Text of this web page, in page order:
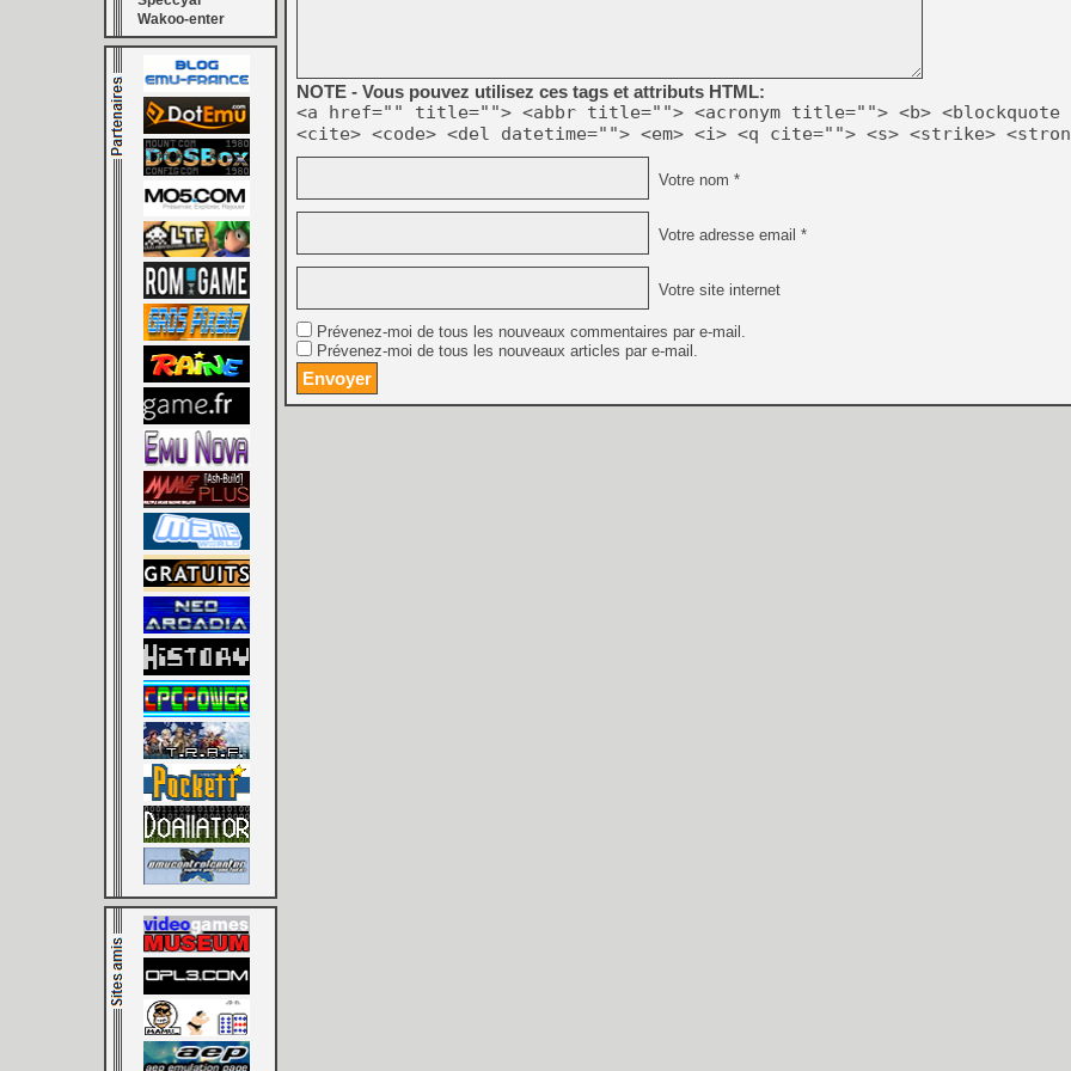
[LS] [PS5] Le WebKit
[GK] Oubliez Crazy Taxi,
[LS] [Switch] NSZ 5.0.0
[GK] No More Room in
[GK] Un chatbot Atelier
[GK] Mémoire cash -
[GK] Nvidia : le prix des
[GK] Suikoden Star Leap
[Mo5] La mini borne
Wakoo-enter
NOTE - Vous pouvez utilisez ces tags et attributs HTML:
<a href="" title=""> <abbr title=""> <acronym title=""> <b> <blockquote
<cite> <code> <del datetime=""> <em> <i> <q cite=""> <s> <strike>
Votre nom *
Votre adresse email *
Votre site internet
Prévenez-moi de tous les nouveaux commentaires par e-mail.
Prévenez-moi de tous les nouveaux articles par e-mail.